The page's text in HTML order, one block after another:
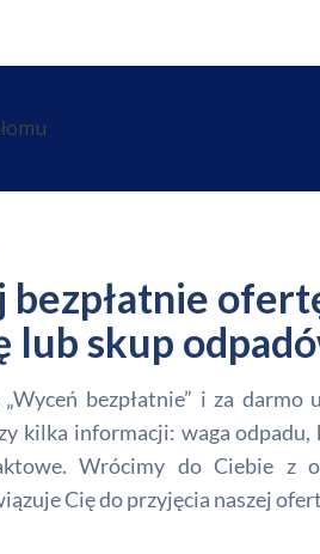
lub skup
bezpłatnie” i za darmo
kilka informacji: waga odpadu,
Wrócimy do Ciebie z
Cię do przyjęcia naszej